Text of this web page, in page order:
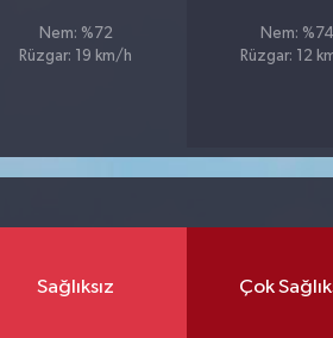
Nem: %72
Rüzgar: 19 km/h
Nem: %74
Rüzgar: 12
Sağlıksız Çok